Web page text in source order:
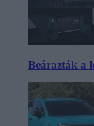
Beárazták a